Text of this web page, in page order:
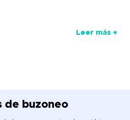
Leer más +
de buzoneo